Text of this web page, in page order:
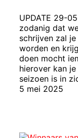
UPDATE 29-
zodanig dat
schrijven zal
worden en
doen mocht
hierover kan
seizoen is in
5 mei 2025